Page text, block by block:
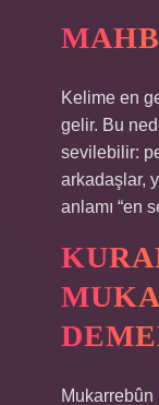
Kelime en
gelir. Bu
sevilebilir:
arkadaşlar,
anlamı “en
Mukarrebûn